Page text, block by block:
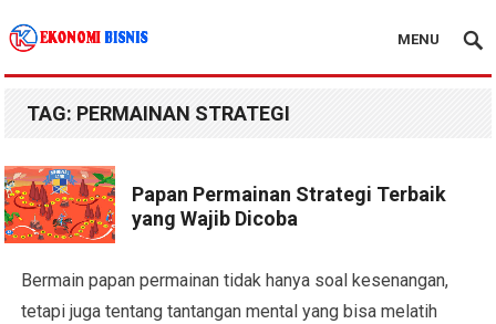
Kanal Ekonomi Bisnis
MENU
TAG: PERMAINAN STRATEGI
Papan Permainan Strategi Terbaik
yang Wajib Dicoba
Bermain papan permainan tidak hanya soal kesenangan,
tetapi juga tentang tantangan mental yang bisa melatih